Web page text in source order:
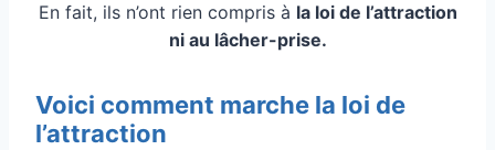
En fait, ils n’ont rien compris à la loi de l’attraction
ni au lâcher-prise.
Voici comment marche la loi de
l’attraction